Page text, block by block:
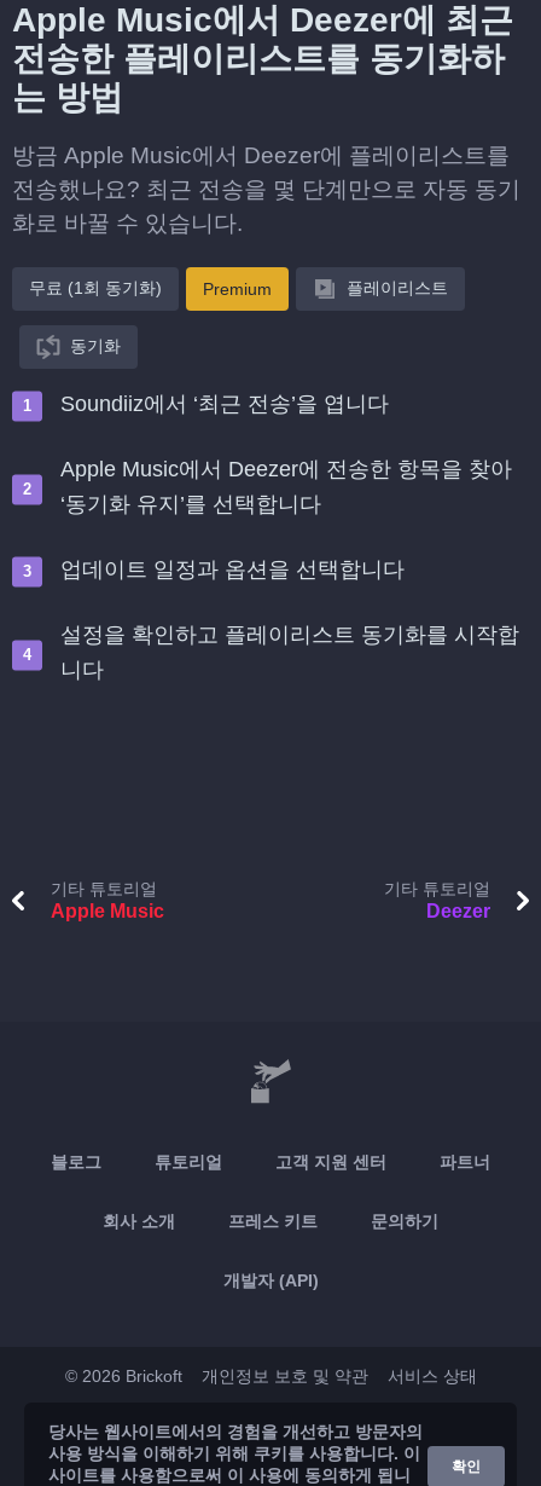
Apple Music에서 Deezer에 최근
전송한 플레이리스트를 동기화하
는 방법
방금 Apple Music에서 Deezer에 플레이리스트를
전송했나요? 최근 전송을 몇 단계만으로 자동 동기
화로 바꿀 수 있습니다.
무료 (1회 동기화) Premium 플레이리스트
동기화
Soundiiz에서 ‘최근 전송’을 엽니다
Apple Music에서 Deezer에 전송한 항목을 찾아
‘동기화 유지’를 선택합니다
업데이트 일정과 옵션을 선택합니다
설정을 확인하고 플레이리스트 동기화를 시작합
니다
기타 튜토리얼
Apple Music
기타 튜토리얼
Deezer
블로그 튜토리얼 고객 지원 센터 파트너
회사 소개 프레스 키트 문의하기
개발자 (API)
© 2026 Brickoft 개인정보 보호 및 약관 서비스 상태
App Store Google Play
당사는 웹사이트에서의 경험을 개선하고 방문자의
사용 방식을 이해하기 위해 쿠키를 사용합니다. 이
사이트를 사용함으로써 이 사용에 동의하게 됩니
확인